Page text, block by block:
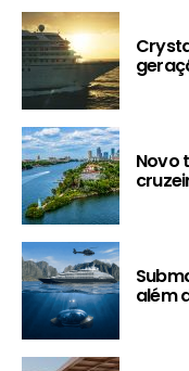
Novo
além